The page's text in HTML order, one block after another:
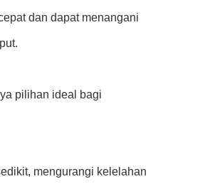
dan dapat menangani
pilihan ideal bagi
mengurangi kelelahan